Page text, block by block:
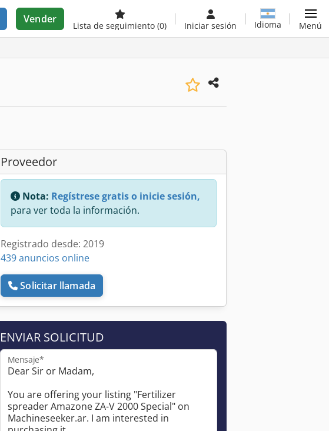
Vender
Lista de seguimiento (0) Iniciar sesión Idioma Menú
Proveedor
Nota: Regístrese gratis o inicie sesión,
para ver toda la información.
Registrado desde: 2019
439 anuncios online
Solicitar llamada
ENVIAR SOLICITUD
Mensaje*